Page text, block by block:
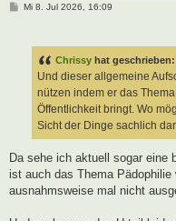
BMi 8. Jul 2026, 16:09
Chrissy hat geschrieben:
Und dieser allgemeine
nützen indem er das
Öffentlichkeit bringt. Wo
Sicht der Dinge sachlich
Da sehe ich aktuell sogar eine
ist auch das Thema Pädophilie
ausnahmsweise mal nicht